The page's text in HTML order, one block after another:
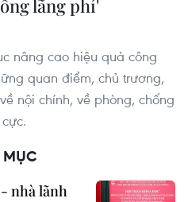
lãng phí'
nâng cao hiệu quả công
quan điểm, chủ trương,
nội chính, về phòng, chống
MỤC
nhà lãnh